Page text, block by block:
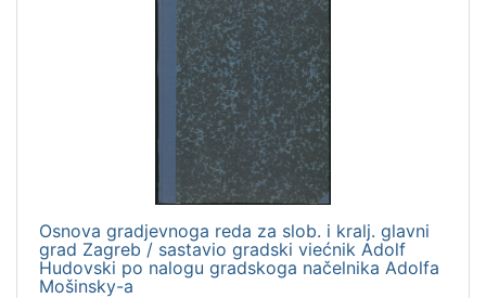
Osnova gradjevnoga reda za slob. i kralj. glavni
grad Zagreb / sastavio gradski viećnik Adolf
Hudovski po nalogu gradskoga načelnika Adolfa
Mošinsky-a